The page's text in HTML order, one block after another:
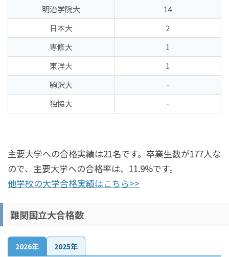
明治学院大
14
日本大
2
専修大
1
東洋大
1
駒沢大
-
独協大
-
主要大学への合格実績は21名です。卒業生数が177人な
ので、主要大学への合格率は、11.9%です。
他学校の大学合格実績はこちら>>
難関国立大合格数
2026年 2025年